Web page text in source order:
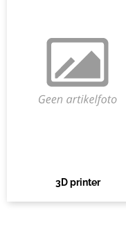
3D printer